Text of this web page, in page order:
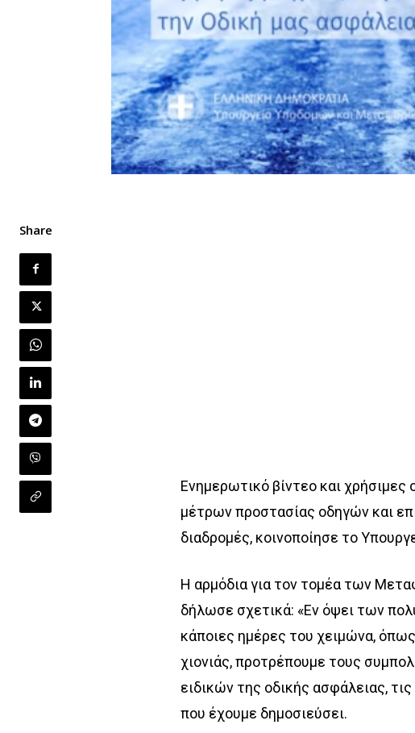
Share
Ενημερωτικό βίντεο και χρήσιμες
μέτρων προστασίας οδηγών και
διαδρομές, κοινοποίησε το
Η αρμόδια για τον τομέα των
δήλωσε σχετικά: «Εν όψει των
κάποιες ημέρες του χειμώνα,
χιονιάς, προτρέπουμε τους
ειδικών της οδικής ασφάλειας,
που έχουμε δημοσιεύσει.